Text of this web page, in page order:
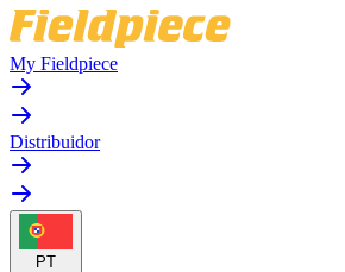
My Fieldpiece
Distribuidor
PT